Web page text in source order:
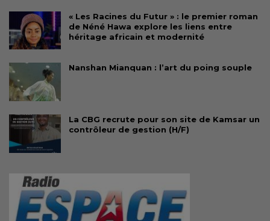
« Les Racines du Futur » : le premier roman
de Néné Hawa explore les liens entre
héritage africain et modernité
Nanshan Mianquan : l’art du poing souple
La CBG recrute pour son site de Kamsar un
contrôleur de gestion (H/F)